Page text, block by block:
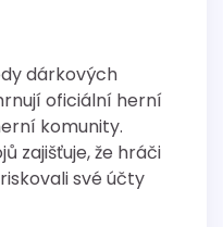
dárkových
oficiální herní
komunity.
zajišťuje, že hráči
své účty